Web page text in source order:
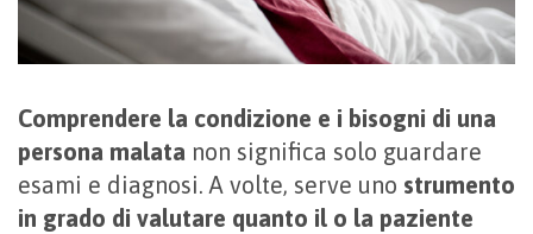
Comprendere la condizione e i bisogni di una
persona malata non significa solo guardare
esami e diagnosi. A volte, serve uno strumento
in grado di valutare quanto il o la paziente